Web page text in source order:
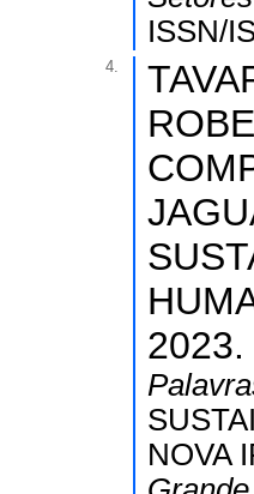
ISSN/
4.
2023.
NOVA